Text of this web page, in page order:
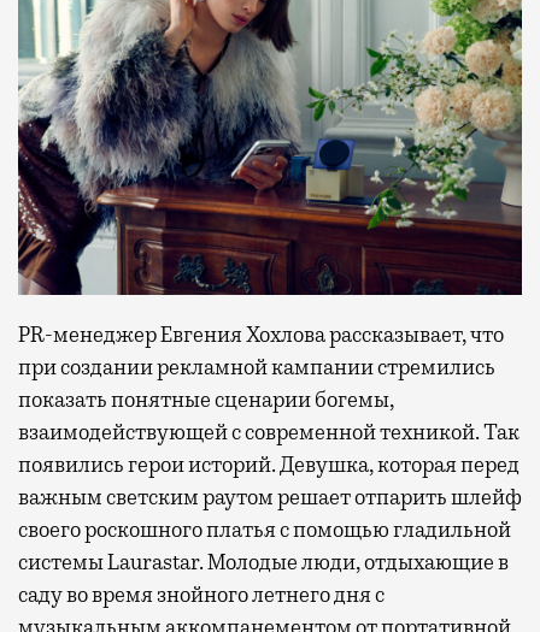
PR-менеджер Евгения Хохлова рассказывает, что
при создании рекламной кампании стремились
показать понятные сценарии богемы,
взаимодействующей с современной техникой. Так
появились герои историй. Девушка, которая перед
важным светским раутом решает отпарить шлейф
своего роскошного платья с помощью гладильной
системы Laurastar. Молодые люди, отдыхающие в
саду во время знойного летнего дня с